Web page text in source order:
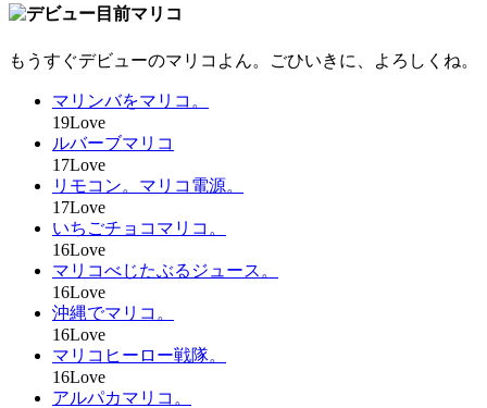
もうすぐデビューのマリコよん。ごひいきに、よろしくね。
マリンバをマリコ。
19Love
ルバーブマリコ
17Love
リモコン。マリコ電源。
17Love
いちごチョコマリコ。
16Love
マリコべじたぶるジュース。
16Love
沖縄でマリコ。
16Love
マリコヒーロー戦隊。
16Love
アルパカマリコ。